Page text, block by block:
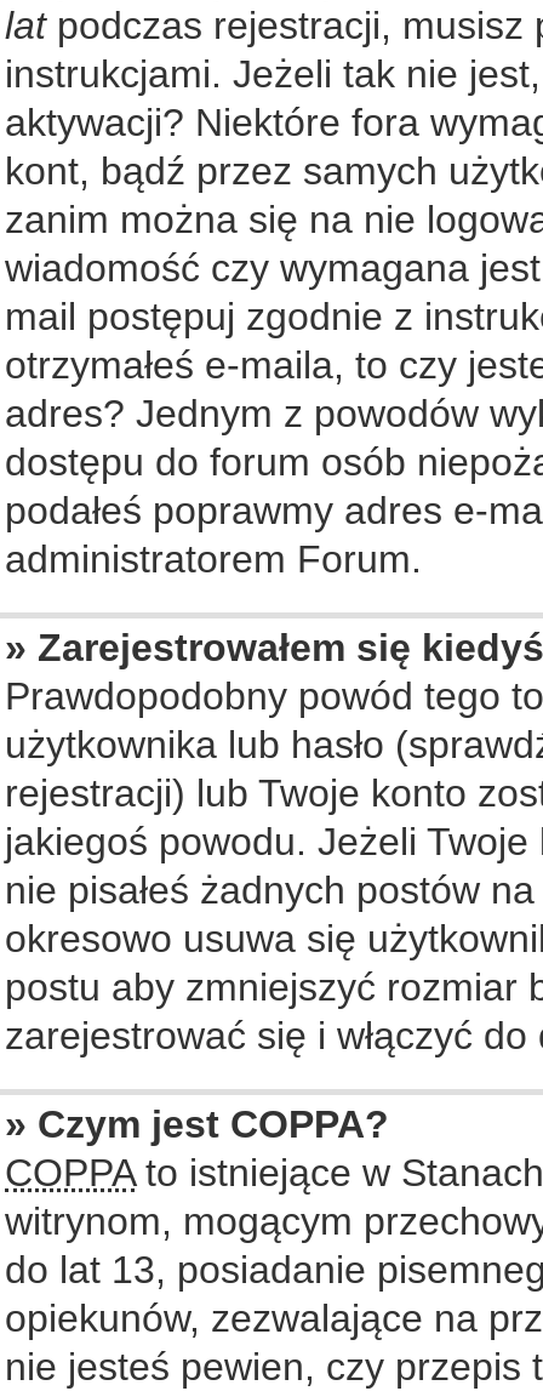
latpodczas rejestracji, musisz
instrukcjami. Jeżeli tak nie
aktywacji? Niektóre fora
kont, bądź przez samych
zanim można się na nie
wiadomość czy wymagana
mail postępuj zgodnie z
otrzymałeś e-maila, to czy
adres? Jednym z powodów
dostępu do forum osób
podałeś poprawmy adres e-
administratorem Forum.
» Zarejestrowałem się
Prawdopodobny powód tego
użytkownika lub hasło
rejestracji) lub Twoje konto
jakiegoś powodu. Jeżeli
nie pisałeś żadnych postów
okresowo usuwa się
postu aby zmniejszyć rozmiar
zarejestrować się i włączyć
» Czym jest COPPA?
COPPAto istniejące w
witrynom, mogącym
do lat 13, posiadanie
opiekunów, zezwalające na
nie jesteś pewien, czy przepis